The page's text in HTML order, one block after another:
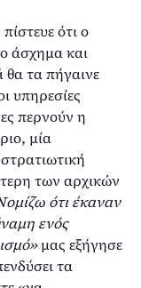
ότι ο
άσχημα και
θα τα πήγαινε
υπηρεσίες
περνούν η
μία
των αρχικών
ότι έκαναν
ενός
μας εξήγησε
τα